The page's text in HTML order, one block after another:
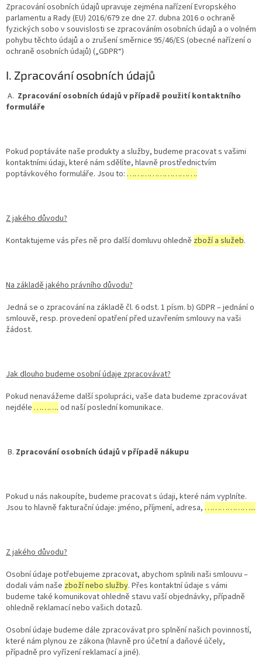
Zpracování osobních údajů upravuje zejména nařízení Evropského
parlamentu a Rady (EU) 2016/679 ze dne 27. dubna 2016 o ochraně
fyzických sobo v souvislosti se zpracováním osobních údajů a o volném
pohybu těchto údajů a o zrušení směrnice 95/46/ES (obecné nařízení o
ochraně osobních údajů) („GDPR“)
I. Zpracování osobních údajů
A. Zpracování osobních údajů v případě použití kontaktního
formuláře
Pokud poptáváte naše produkty a služby, budeme pracovat s vašimi
kontaktními údaji, které nám sdělíte, hlavně prostřednictvím
poptávkového formuláře. Jsou to: ……………………….
Z jakého důvodu?
Kontaktujeme vás přes ně pro další domluvu ohledně zboží a služeb.
Na základě jakého právního důvodu?
Jedná se o zpracování na základě čl. 6 odst. 1 písm. b) GDPR – jednání o
smlouvě, resp. provedení opatření před uzavřením smlouvy na vaši
žádost.
Jak dlouho budeme osobní údaje zpracovávat?
Pokud nenavážeme další spolupráci, vaše data budeme zpracovávat
nejdéle ………. od naší poslední komunikace.
B. Zpracování osobních údajů v případě nákupu
Pokud u nás nakoupíte, budeme pracovat s údaji, které nám vyplníte.
Jsou to hlavně fakturační údaje: jméno, příjmení, adresa, ………………...
Z jakého důvodu?
Osobní údaje potřebujeme zpracovat, abychom splnili naši smlouvu –
dodali vám naše zboží nebo služby. Přes kontaktní údaje s vámi
budeme také komunikovat ohledně stavu vaší objednávky, případně
ohledně reklamací nebo vašich dotazů.
Osobní údaje budeme dále zpracovávat pro splnění našich povinností,
které nám plynou ze zákona (hlavně pro účetní a daňové účely,
případně pro vyřízení reklamací a jiné).